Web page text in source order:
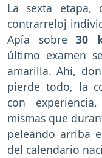
La sexta etapa,
contrarreloj
Apía sobre30
último examen
amarilla. Ahí,
pierde todo, la
con
mismas que
peleando arriba
del calendario